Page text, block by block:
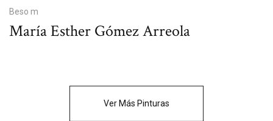
Beso m
María Esther Gómez Arreola
Ver Más Pinturas